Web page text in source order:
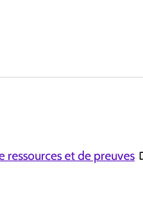
ressources et de preuves